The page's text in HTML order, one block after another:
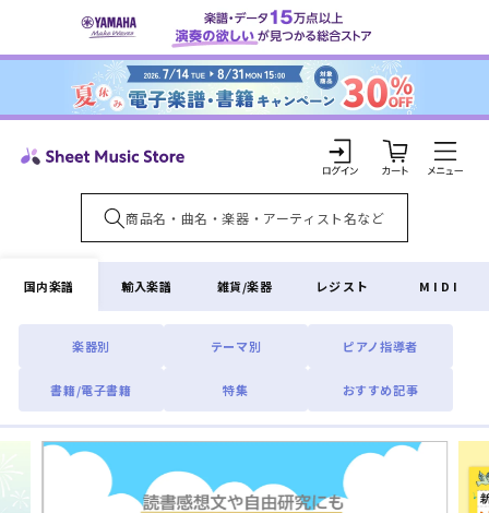
ンツに
ロ
グ
イ
ン
カ
ー
ト
国内楽譜
楽器別 テーマ別 ピアノ指導者
書籍/電子書籍 特集 おすすめ記事
輸入楽譜 雑貨/楽器 レジスト MIDI